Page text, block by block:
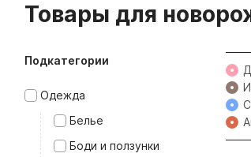
Товары для
Подкатегории
Одежда
Белье
Боди и ползунки